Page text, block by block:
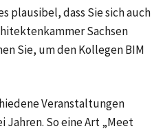
plausibel, dass Sie sich auch
Sachsen
Sie, um den Kollegen BIM
Veranstaltungen
So eine Art „Meet